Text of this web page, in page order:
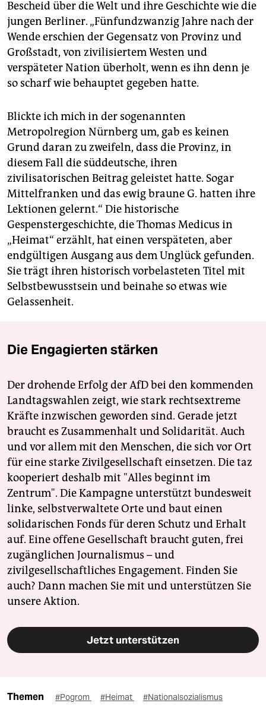
Bescheid über die Welt und ihre Geschichte wie die
jungen Berliner. „Fünfundzwanzig Jahre nach der
Wende erschien der Gegensatz von Provinz und
Großstadt, von zivilisiertem Westen und
verspäteter Nation überholt, wenn es ihn denn je
so scharf wie behauptet gegeben hatte.
Blickte ich mich in der sogenannten
Metropolregion Nürnberg um, gab es keinen
Grund daran zu zweifeln, dass die Provinz, in
diesem Fall die süddeutsche, ihren
zivilisatorischen Beitrag geleistet hatte. Sogar
Mittelfranken und das ewig braune G. hatten ihre
Lektionen gelernt.“ Die historische
Gespenstergeschichte, die Thomas Medicus in
„Heimat“ erzählt, hat einen verspäteten, aber
endgültigen Ausgang aus dem Unglück gefunden.
Sie trägt ihren historisch vorbelasteten Titel mit
Selbstbewusstsein und beinahe so etwas wie
Gelassenheit.
Die Engagierten stärken
Der drohende Erfolg der AfD bei den kommenden
Landtagswahlen zeigt, wie stark rechtsextreme
Kräfte inzwischen geworden sind. Gerade jetzt
braucht es Zusammenhalt und Solidarität. Auch
und vor allem mit den Menschen, die sich vor Ort
für eine starke Zivilgesellschaft einsetzen. Die taz
kooperiert deshalb mit "Alles beginnt im
Zentrum". Die Kampagne unterstützt bundesweit
linke, selbstverwaltete Orte und baut einen
solidarischen Fonds für deren Schutz und Erhalt
auf. Eine offene Gesellschaft braucht guten, frei
zugänglichen Journalismus – und
zivilgesellschaftliches Engagement. Finden Sie
auch? Dann machen Sie mit und unterstützen Sie
unsere Aktion.
Jetzt unterstützen
Themen #Pogrom #Heimat #Nationalsozialismus